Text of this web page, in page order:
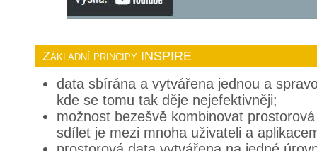
Základní principy INSPIRE
data sbírána a vytvářena jednou a
kde se tomu tak děje nejefektivněji;
možnost bezešvě kombinovat
sdílet je mezi mnoha uživateli a